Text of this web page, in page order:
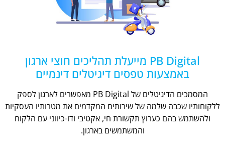
PB Digital מייעלת תהליכים חוצי ארגון
באמצעות טפסים דיגיטלים דינמיים
המסמכים הדיגיטלים של PB Digital מאפשרים לארגון לספק
ללקוחותיו שכבה שלמה של שירותים המקדמים את מטרותיו העסקיות
ולהשתמש בהם כערוץ תקשורת חי, אקטיבי ודו-כיווני עם הלקוח
והמשתמשים בארגון.